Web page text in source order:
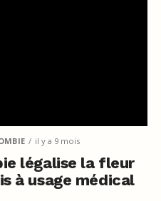
il y a 9 mois
légalise la fleur
à usage médical